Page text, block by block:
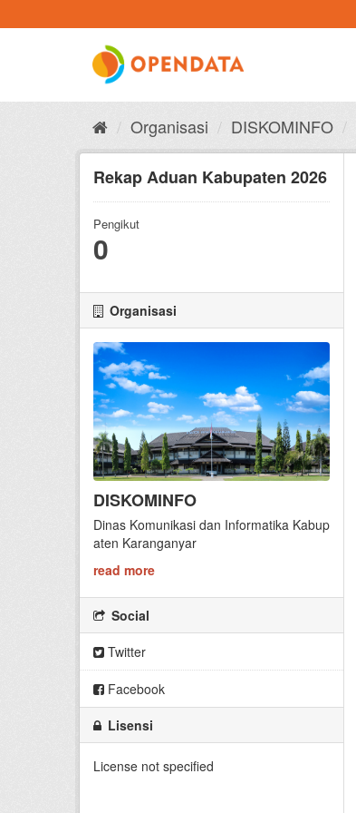
to
Organisasi DISKOMINFO
Rekap Aduan Kabupaten 2026
Pengikut
0
Organisasi
DISKOMINFO
Dinas Komunikasi dan Informatika Kabup
aten Karanganyar
read more
Social
Twitter
Facebook
Lisensi
License not specified